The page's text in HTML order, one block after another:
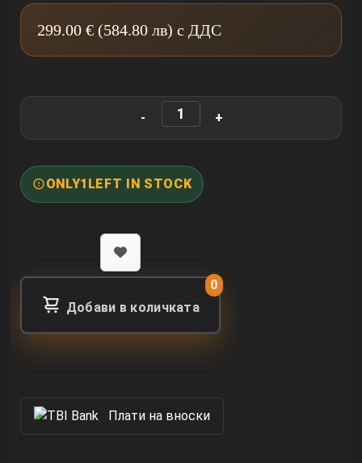
299.00 € (584.80 лв) с ДДС
ONLY1 LEFT IN STOCK
Добави в количката
0
Πлати на вноски